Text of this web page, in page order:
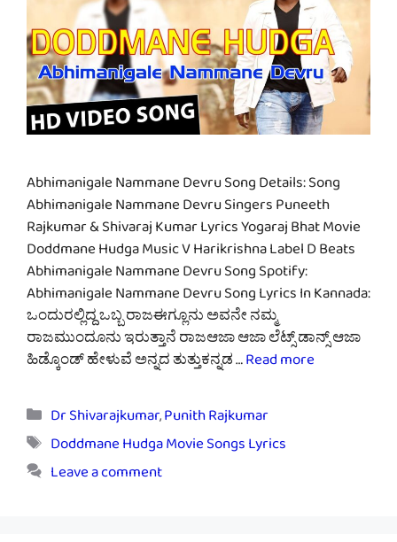
Abhimanigale Nammane Devru Song Details: Song
Abhimanigale Nammane Devru Singers Puneeth
Rajkumar & Shivaraj Kumar Lyrics Yogaraj Bhat Movie
Doddmane Hudga Music V Harikrishna Label D Beats
Abhimanigale Nammane Devru Song Spotify:
Abhimanigale Nammane Devru Song Lyrics In Kannada:
ಒಂದುರಲ್ಲಿದ್ದ ಒಬ್ಬ ರಾಜಈಗ್ಲೂನು ಅವನೇ ನಮ್ಮ
ರಾಜಮುಂದೂನು ಇರುತ್ತಾನೆ ರಾಜಆಜಾ ಆಜಾ ಲೆಟ್ಸ್ ಡಾನ್ಸ್ ಆಜಾ
ಹಿಡ್ಕೊಂಡ್ ಹೇಳುವೆ ಅನ್ನದ ತುತ್ತುಕನ್ನಡ …Read more
Categories
Dr Shivarajkumar,Punith Rajkumar
Tags
Doddmane Hudga Movie Songs Lyrics
Leave a comment